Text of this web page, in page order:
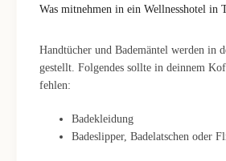
Was mitnehmen in ein Wellnesshotel in
Handtücher und Bademäntel werden in
gestellt. Folgendes sollte in deinnem
fehlen:
Badekleidung
Badeslipper, Badelatschen oder